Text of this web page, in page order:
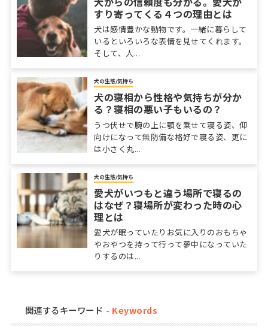
すり寄ってくる４つの理由とは
犬は感情豊かな動物です。一緒に暮らして
いるといろいろな表情を見せてくれます。
そして、人...
犬の生態/気持ち
犬の寝相から性格や気持ちが分か
る？寝相の悪い子もいるの？
うつ伏せで腕の上に顎を乗せて寝る姿、仰
向けになって無防備な格好で寝る姿、更に
は小さく丸...
犬の生態/気持ち
愛犬がいつもと違う場所で寝るの
はなぜ？寝場所が変わった時の心
理とは
愛犬が眠っていたりお気に入りのおもちゃ
やおやつを持って行って夢中になっていた
りするのは...
関連するキーワード